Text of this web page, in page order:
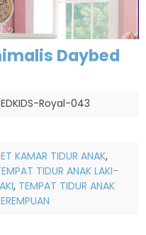
Daybed
Royal-043
KAMAR TIDUR ANAK,
TIDUR ANAK LAKI-
, TEMPAT TIDUR ANAK